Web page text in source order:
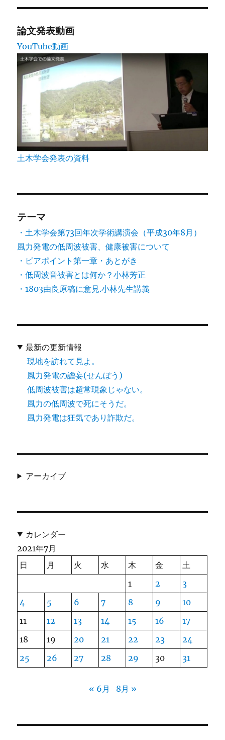
論文発表動画
YouTube動画
土木学会発表の資料
テーマ
・土木学会第73回年次学術講演会（平成30年8月）
風力発電の低周波被害、健康被害について
・ピアポイント第一章・あとがき
・低周波音被害とは何か？小林芳正
・1803由良原稿に意見.小林先生講義
最新の更新情報
現地を訪れて見よ。
風力発電の譫妄(せんぼう)
低周波被害は超常現象じゃない。
風力の低周波で死にそうだ。
風力発電は狂気であり詐欺だ。
アーカイブ
カレンダー
2021年7月
日
月 火 水 木 金
土
1
2
3
4
5 6 7 8 9
10
11
12 13 14 15 16
17
18
19 20 21 22 23
24
25
26 27 28 29 30 31
« 6月 8月 »